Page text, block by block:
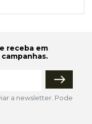
receba em
a newsletter. Pode